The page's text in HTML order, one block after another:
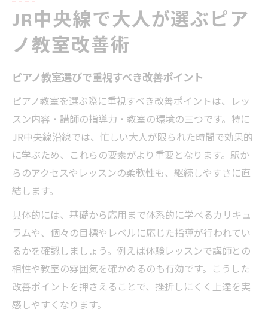
ピアノ教室の基礎練習で差がつく上達法
ピアノ教室の基礎練習が上達の鍵に
ピアノ教室で基礎練習を続けるコツ
基礎練習の工夫でピアノ教室の効果を実感
ピアノ教室による基礎習得のポイント
忙しい大人が続くピアノ教室活用の極意
忙しくても続くピアノ教室通いの工夫
ピアノ教室で無理なく続けるための工夫
方法
仕事と両立できるピアノ教室選びのコツ
効果的なピアノ教室選びが上達を早める理由
ピアノ教室選びが上達期間に与える影響
JR中央線で大人が選ぶピア
ノ教室改善術
ピアノ教室選びで重視すべき改善ポイント
ピアノ教室を選ぶ際に重視すべき改善ポイントは、レッ
スン内容・講師の指導力・教室の環境の三つです。特に
JR中央線沿線では、忙しい大人が限られた時間で効果的
に学ぶため、これらの要素がより重要となります。駅か
らのアクセスやレッスンの柔軟性も、継続しやすさに直
結します。
具体的には、基礎から応用まで体系的に学べるカリキュ
ラムや、個々の目標やレベルに応じた指導が行われてい
るかを確認しましょう。例えば体験レッスンで講師との
相性や教室の雰囲気を確かめるのも有効です。こうした
改善ポイントを押さえることで、挫折しにくく上達を実
感しやすくなります。